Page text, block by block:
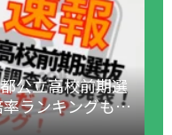
公立高校前期選
ランキングも！